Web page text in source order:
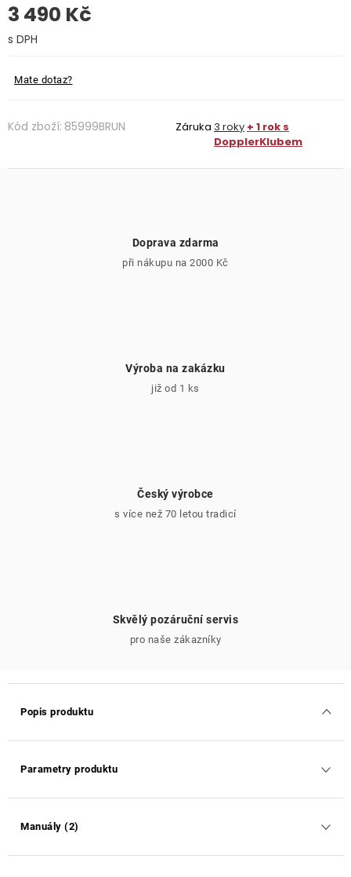
3 490 Kč
Mate dotaz?
Kód zboží: 85999BRUN Záruka 3 roky + 1 rok s
DopplerKlubem
Doprava zdarma
při nákupu na 2000 Kč
Výroba na zakázku
již od 1 ks
Český výrobce
s více než 70 letou tradicí
Skvělý pozáruční servis
pro naše zákazníky
Popis produktu
Parametry produktu
Manuály (2)